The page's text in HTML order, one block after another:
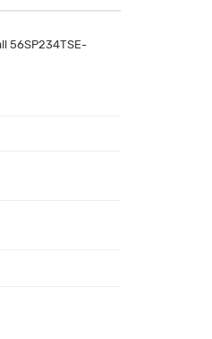
56SP234TSE-